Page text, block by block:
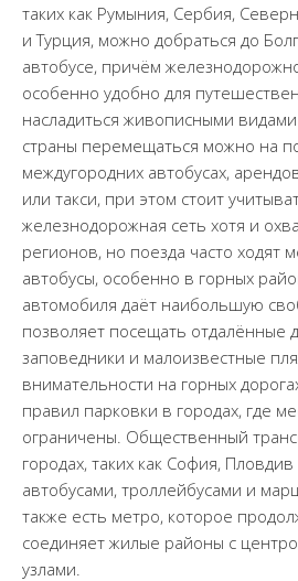
таких как Румыния, Сербия,
и Турция, можно добраться до
автобусе, причём
особенно удобно для
насладиться живописными
страны перемещаться можно на
междугородних автобусах,
или такси, при этом стоит
железнодорожная сеть хотя и
регионов, но поезда часто ходят
автобусы, особенно в горных
автомобиля даёт наибольшую
позволяет посещать отдалённые
заповедники и малоизвестные
внимательности на горных
правил парковки в городах, где
ограничены. Общественный
городах, таких как София,
автобусами, троллейбусами и
также есть метро, которое
соединяет жилые районы с
узлами.